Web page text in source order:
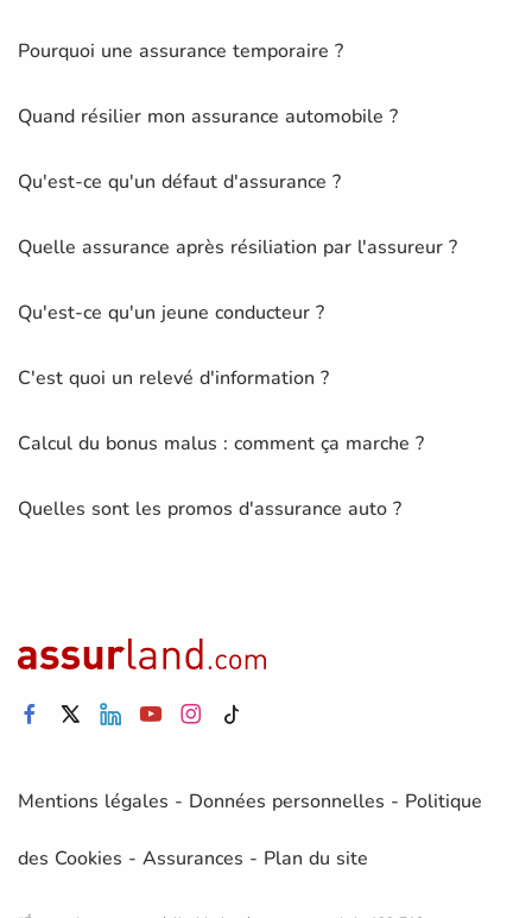
Pourquoi une assurance temporaire ?
Quand résilier mon assurance automobile ?
Qu'est-ce qu'un défaut d'assurance ?
Quelle assurance après résiliation par l'assureur ?
Qu'est-ce qu'un jeune conducteur ?
C'est quoi un relevé d'information ?
Calcul du bonus malus : comment ça marche ?
Quelles sont les promos d'assurance auto ?
Mentions légales - Données personnelles - Politique
des Cookies - Assurances - Plan du site